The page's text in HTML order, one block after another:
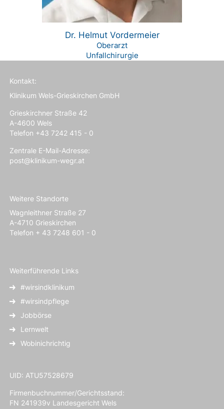
Dr. Helmut Vordermeier
Oberarzt
Unfallchirurgie
Kontakt:
Klinikum Wels-Grieskirchen GmbH
Grieskirchner Straße 42
A-4600 Wels
Telefon +43 7242 415 - 0
Zentrale E-Mail-Adresse:
post@klinikum-wegr.at
Weitere Standorte
Wagnleithner Straße 27
A-4710 Grieskirchen
Telefon + 43 7248 601 - 0
Weiterführende Links
#wirsindklinikum
#wirsindpflege
Jobbörse
Lernwelt
Wobinichrichtig
UID: ATU57528679
Firmenbuchnummer/Gerichtsstand:
FN 241939v Landesgericht Wels